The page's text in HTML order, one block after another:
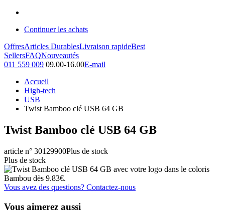
Continuer les achats
OffresArticles DurablesLivraison rapideBest
SellersFAQNouveautés
011 559 009 09.00-16.00E-mail
Accueil
High-tech
USB
Twist Bamboo clé USB 64 GB
Twist Bamboo clé USB 64 GB
article n° 30129900Plus de stock
Plus de stock
Vous avez des questions? Contactez-nous
Vous aimerez aussi